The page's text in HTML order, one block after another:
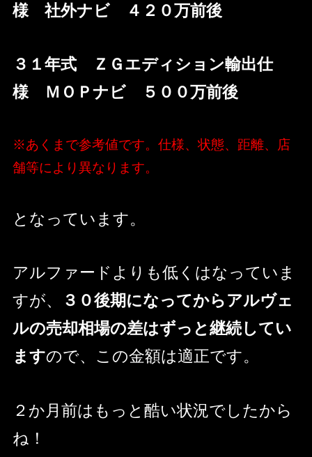
様 社外ナビ ４２０万前後
３１年式 ＺＧエディション輸出仕
様 ＭＯＰナビ ５００万前後
※あくまで参考値です。仕様、状態、距離、店
舗等により異なります。
となっています。
アルファードよりも低くはなっていま
すが、
３０後期になってからアルヴェ
ルの売却相場の差はずっと継続してい
ますので、この金額は適正です。
２か月前はもっと酷い状況でしたから
ね！